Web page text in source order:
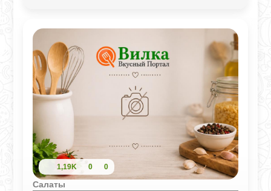
1,19K 0 0
Салаты